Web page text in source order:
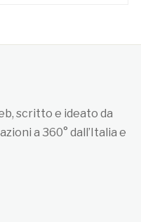
scritto e ideato da
a 360° dall’Italia e